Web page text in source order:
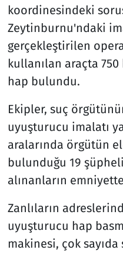
koordinesindeki
Zeytinburnu'ndaki
gerçekleştirilen
kullanılan araçta
hap bulundu.
Ekipler, suç
uyuşturucu imalatı
aralarında örgütün
bulunduğu 19
alınanların
Zanlıların
uyuşturucu hap
makinesi, çok
Spor
Teknoloji ve Bilim
Televizyon